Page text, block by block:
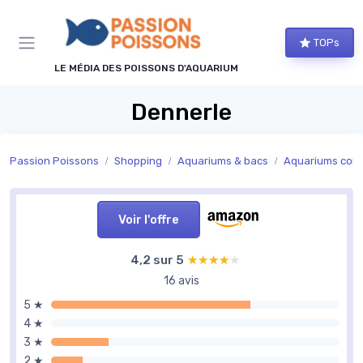
LE MÉDIA DES POISSONS D'AQUARIUM
TOPs
Dennerle
Passion Poissons Shopping Aquariums & bacs Aquariums
Voir l'offre
4,2 sur 5 ★★★★★
★★★★★
16 avis
5 ★
4 ★
3 ★